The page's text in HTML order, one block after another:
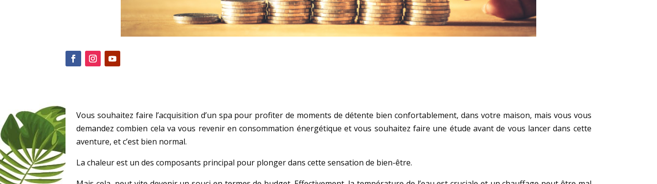
Vous souhaitez faire l’acquisition d’un spa pour profiter de moments de détente bien confortablement, dans votre maison, mais vous vous
demandez combien cela va vous revenir en consommation énergétique et vous souhaitez faire une étude avant de vous lancer dans cette
aventure, et c’est bien normal.
La chaleur est un des composants principal pour plonger dans cette sensation de bien-être.